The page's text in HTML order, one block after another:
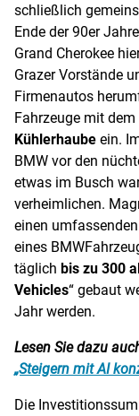
schließlich
Ende der 90er
Grand Cherokee
Grazer Vorstände
Firmenautos
Fahrzeuge mit dem
Kühlerhaube ein.
BMW vor den
etwas im Busch
verheimlichen.
einen
eines
täglich bis zu 300
Vehicles“ gebaut
Jahr werden.
Lesen Sie dazu
„Steigern mit AI
Die